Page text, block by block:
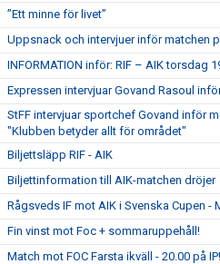
”Ett minne för livet”
Uppsnack och intervjuer inför matchen
INFORMATION inför: RIF – AIK torsdag
Expressen intervjuar Govand Rasoul
StFF intervjuar sportchef Govand inför
"Klubben betyder allt för området"
Biljettsläpp RIF - AIK
Biljettinformation till AIK-matchen dröjer
Rågsveds IF mot AIK i Svenska Cupen -
Fin vinst mot Foc + sommaruppehåll!
Match mot FOC Farsta ikväll - 20.00 på IP!